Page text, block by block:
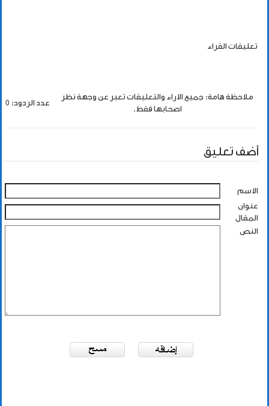
تعليقات القراء
ملاحظة هامة: جميع الاراء والتعليقات تعبر عن وجهة نظر
اصحابها فقط.
عدد الردود: 0
أضف تعليق
الاسم
عنوان
المقال
النص